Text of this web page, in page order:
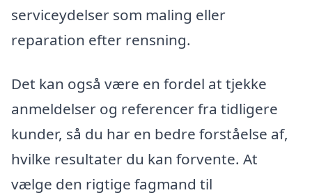
serviceydelser som maling eller
reparation efter rensning.
Det kan også være en fordel at tjekke
anmeldelser og referencer fra tidligere
kunder, så du har en bedre forståelse af,
hvilke resultater du kan forvente. At
vælge den rigtige fagmand til